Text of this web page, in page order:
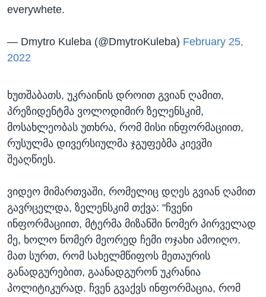
everywhete.
— Dmytro Kuleba (@DmytroKuleba) February 25,
2022
ხუთშაბათს, უკრაინის დროით გვიან ღამით,
პრეზიდენტმა ვოლოდიმირ ზელენსკიმ,
მოსახლეობას უთხრა, რომ მისი ინფორმაციით,
რუსულმა დივერსიულმა ჯგუფებმა კიევში
შეაღწიეს.
ვიდეო მიმართვაში, რომელიც დღეს გვიან ღამით
გავრცელდა, ზელენსკიმ თქვა: "ჩვენი
ინფორმაციით, მტერმა მიზანში ნომერ პირველად
მე, ხოლო ნომერ მეორედ ჩემი ოჯახი ამოიღო.
მათ სურთ, რომ სახელმწიფოს მეთაურის
განადგურებით, გაანადგურონ უკრანია
პოლიტიკურად. ჩვენ გვაქვს ინფორმაცია, რომ